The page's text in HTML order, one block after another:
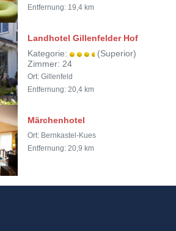
Entfernung: 19,4 km
Landhotel Gillenfelder Hof
Kategorie:
(Superior)
Zimmer: 24
Ort: Gillenfeld
Entfernung: 20,4 km
Märchenhotel
Ort: Bernkastel-Kues
Entfernung: 20,9 km